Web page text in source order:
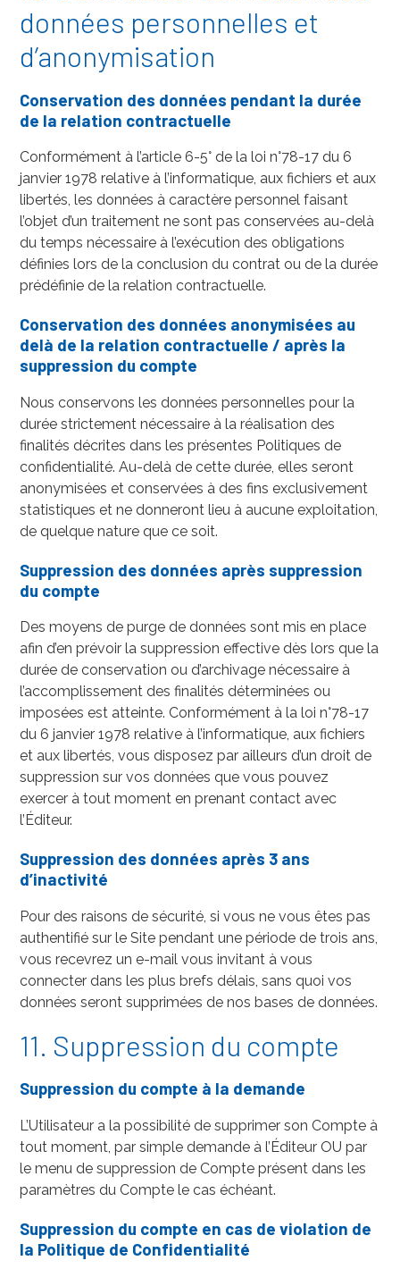
données personnelles et
d’anonymisation
Conservation des données pendant la durée
de la relation contractuelle
Conformément à l’article 6-5° de la loi n°78-17 du 6
janvier 1978 relative à l’informatique, aux fichiers et aux
libertés, les données à caractère personnel faisant
l’objet d’un traitement ne sont pas conservées au-delà
du temps nécessaire à l’exécution des obligations
définies lors de la conclusion du contrat ou de la durée
prédéfinie de la relation contractuelle.
Conservation des données anonymisées au
delà de la relation contractuelle / après la
suppression du compte
Nous conservons les données personnelles pour la
durée strictement nécessaire à la réalisation des
finalités décrites dans les présentes Politiques de
confidentialité. Au-delà de cette durée, elles seront
anonymisées et conservées à des fins exclusivement
statistiques et ne donneront lieu à aucune exploitation,
de quelque nature que ce soit.
Suppression des données après suppression
du compte
Des moyens de purge de données sont mis en place
afin d’en prévoir la suppression effective dès lors que la
durée de conservation ou d’archivage nécessaire à
l’accomplissement des finalités déterminées ou
imposées est atteinte. Conformément à la loi n°78-17
du 6 janvier 1978 relative à l’informatique, aux fichiers
et aux libertés, vous disposez par ailleurs d’un droit de
suppression sur vos données que vous pouvez
exercer à tout moment en prenant contact avec
l’Éditeur.
Suppression des données après 3 ans
d’inactivité
Pour des raisons de sécurité, si vous ne vous êtes pas
authentifié sur le Site pendant une période de trois ans,
vous recevrez un e-mail vous invitant à vous
connecter dans les plus brefs délais, sans quoi vos
données seront supprimées de nos bases de données.
11. Suppression du compte
Suppression du compte à la demande
L’Utilisateur a la possibilité de supprimer son Compte à
tout moment, par simple demande à l’Éditeur OU par
le menu de suppression de Compte présent dans les
paramètres du Compte le cas échéant.
Suppression du compte en cas de violation de
la Politique de Confidentialité